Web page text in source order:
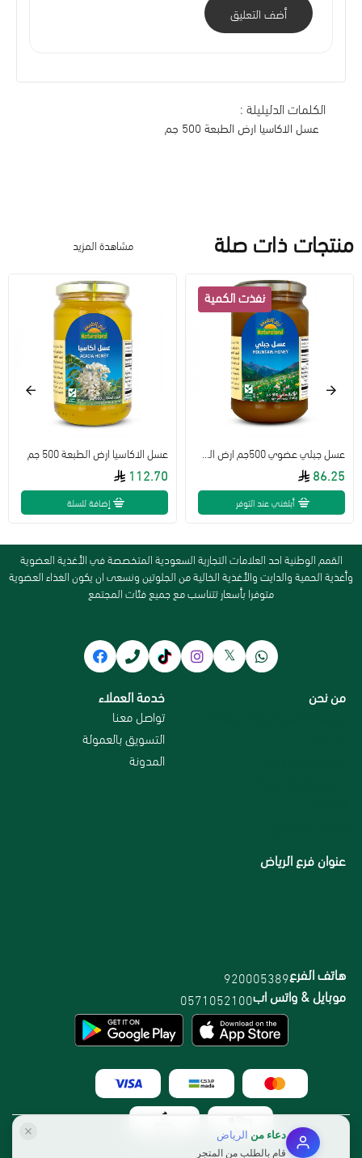
أضف التعليق
الكلمات الدليليلة :
عسل الاكاسيا ارض الطبعة 500 جم
منتجات ذات صلة مشاهدة المزيد
86.25
أبلغني عند التوفر
عسل الاكاسيا ارض الطبعة 500 جم
112.70
إضافة للسلة
القمم الوطنية احد العلامات التجارية السعودية المتخصصة في الأغذية العضوية
وأغذية الحمية والدايت والأغذية الخالية من الجلوتين ونسعى ان يكون الغذاء العضوية
متوفرا بأسعار تتناسب مع جميع فئات المجتمع
من نحن خدمة العملاء
تواصل معنا
التسويق بالعمولة
المدونة
عنوان فرع الرياض
هاتف الفرع920005389
موبايل & واتس اب0571052100
دعاء من الرياض
قام بالطلب من المتجر